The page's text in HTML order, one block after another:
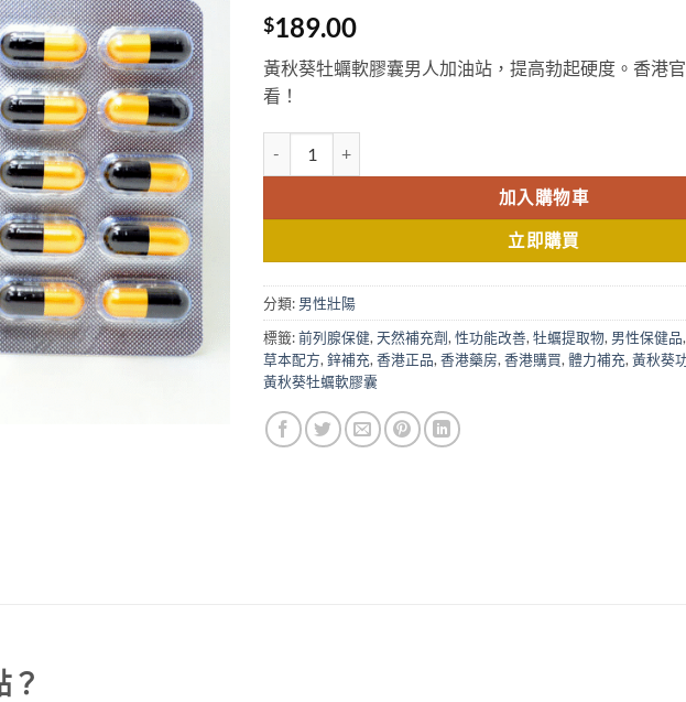
$189.00
黃秋葵牡蠣軟膠囊男人加油站，提高勃起硬度。香港
看！
加入購物車
立即購買
分類: 男性壯陽
標籤:前列腺保健, 天然補充劑, 性功能改善, 牡蠣提取物, 男性保健品,
草本配方, 鋅補充, 香港正品, 香港藥房, 香港購買, 體力補充, 黃秋葵
黃秋葵牡蠣軟膠囊